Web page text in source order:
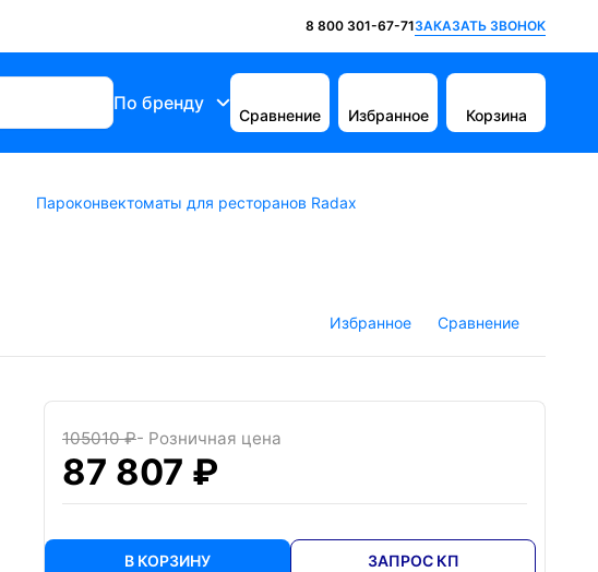
8 800 301-67-71ЗАКАЗАТЬ ЗВОНОК
По бренду
Сравнение Избранное Корзина
Пароконвектоматы для ресторанов Radax
Избранное Сравнение
105010 ₽- Розничная цена
87 807 ₽
В КОРЗИНУ ЗАПРОС КП